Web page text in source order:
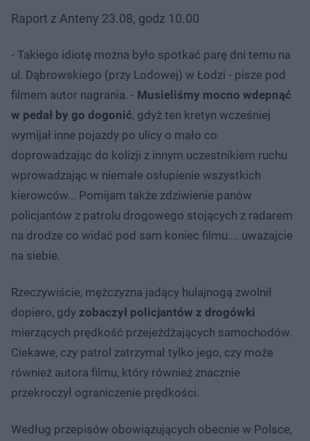
Raport z Anteny 23.08, godz 10.00
- Takiego idiotę można było spotkać parę dni temu na
ul. Dąbrowskiego (przy Lodowej) w Łodzi - pisze pod
filmem autor nagrania. - Musieliśmy mocno wdepnąć
w pedał by go dogonić, gdyż ten kretyn wcześniej
wymijał inne pojazdy po ulicy o mało co
doprowadzając do kolizji z innym uczestnikiem ruchu
wprowadzając w niemałe osłupienie wszystkich
kierowców... Pomijam także zdziwienie panów
policjantów z patrolu drogowego stojących z radarem
na drodze co widać pod sam koniec filmu.... uważajcie
na siebie.
Rzeczywiście, mężczyzna jadący hulajnogą zwolnił
dopiero, gdy zobaczył policjantów z drogówki
mierzących prędkość przejeżdżających samochodów.
Ciekawe, czy patrol zatrzymał tylko jego, czy może
również autora filmu, który również znacznie
przekroczył ograniczenie prędkości.
Według przepisów obowiązujących obecnie w Polsce,